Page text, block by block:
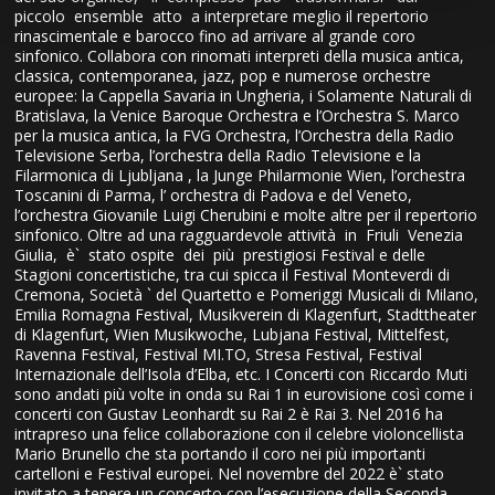
piccolo ensemble atto a interpretare meglio il repertorio
rinascimentale e barocco fino ad arrivare al grande coro
sinfonico. Collabora con rinomati interpreti della musica antica,
classica, contemporanea, jazz, pop e numerose orchestre
europee: la Cappella Savaria in Ungheria, i Solamente Naturali di
Bratislava, la Venice Baroque Orchestra e l’Orchestra S. Marco
per la musica antica, la FVG Orchestra, l’Orchestra della Radio
Televisione Serba, l’orchestra della Radio Televisione e la
Filarmonica di Ljubljana , la Junge Philarmonie Wien, l’orchestra
Toscanini di Parma, l’ orchestra di Padova e del Veneto,
l’orchestra Giovanile Luigi Cherubini e molte altre per il repertorio
sinfonico. Oltre ad una ragguardevole attività in Friuli Venezia
Giulia, è` stato ospite dei più prestigiosi Festival e delle
Stagioni concertistiche, tra cui spicca il Festival Monteverdi di
Cremona, Società ` del Quartetto e Pomeriggi Musicali di Milano,
Emilia Romagna Festival, Musikverein di Klagenfurt, Stadttheater
di Klagenfurt, Wien Musikwoche, Lubjana Festival, Mittelfest,
Ravenna Festival, Festival MI.TO, Stresa Festival, Festival
Internazionale dell’Isola d’Elba, etc. I Concerti con Riccardo Muti
sono andati più volte in onda su Rai 1 in eurovisione così come i
concerti con Gustav Leonhardt su Rai 2 è Rai 3. Nel 2016 ha
intrapreso una felice collaborazione con il celebre violoncellista
Mario Brunello che sta portando il coro nei più importanti
cartelloni e Festival europei. Nel novembre del 2022 è` stato